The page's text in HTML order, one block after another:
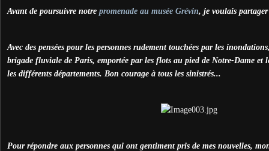
Avant de poursuivre notre promenade au musée Grévin, je voulais partager
Avec des pensées pour les personnes rudement touchées par les
brigade fluviale de Paris, emportée par les flots au pied de Notre-Dame et
les différents départements. Bon courage à tous les sinistrés...
Pour répondre aux personnes qui ont gentiment pris de mes nouvelles,